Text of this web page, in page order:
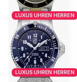
LUXUS UHREN HERREN
LUXUS UHREN HERREN